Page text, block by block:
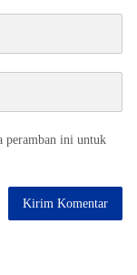
peramban ini untuk